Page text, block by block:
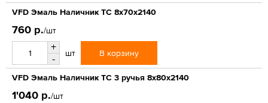
VFD Эмаль Наличник ТС 8x70x2140
760 р./шт
+
-
шт В корзину
VFD Эмаль Наличник ТС 3 ручья 8x80x2140
1'040 р./шт